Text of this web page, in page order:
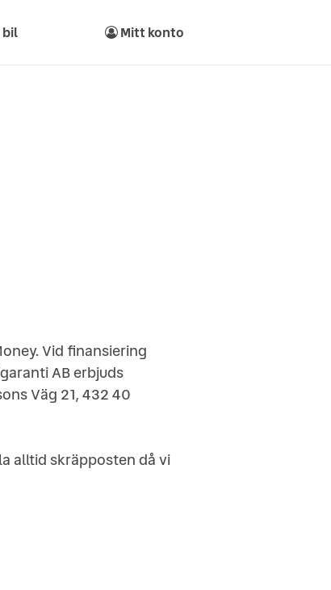
bil Mitt konto
Vid finansiering
AB erbjuds
Väg 21, 432 40
alltid skräpposten då vi